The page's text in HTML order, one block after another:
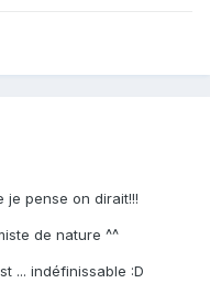
je pense on dirait!!!
de nature ^^
... indéfinissable :D